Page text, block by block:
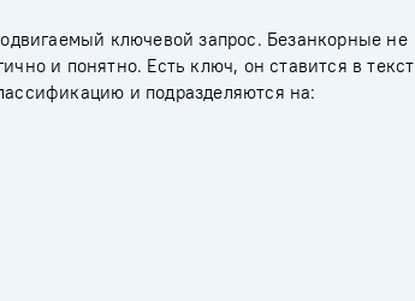
ключевой запрос. Безанкорные не
и понятно. Есть ключ, он ставится в текст
и подразделяются на: